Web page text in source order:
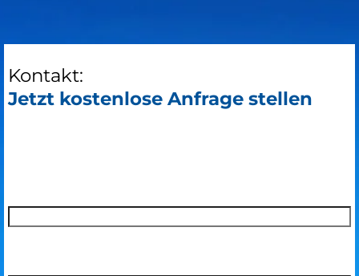
Kontakt:
Jetzt kostenlose Anfrage stellen